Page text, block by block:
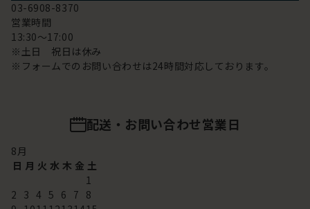
03-6908-8370
営業時間
13:30～17:00
※土日 祝日は休み
※フォームでのお問い合わせは24時間対応しております。
配送・お問い合わせ営業日
8月
日 月 火 水 木 金 土
1
2 3 4 5 6 7 8